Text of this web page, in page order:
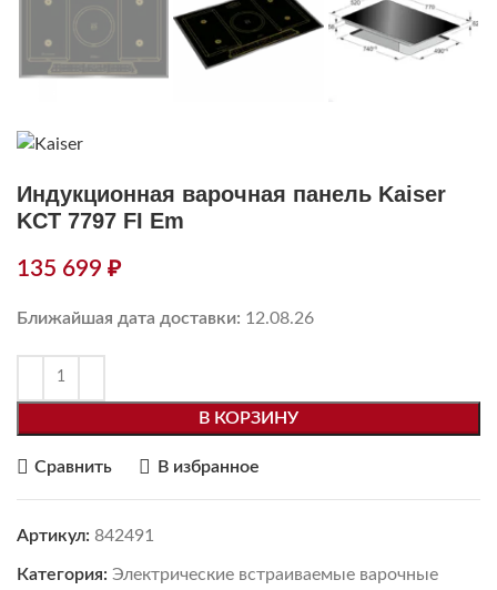
Индукционная варочная панель Kaiser
KCT 7797 FI Em
135 699 ₽
Ближайшая дата доставки: 12.08.26
В КОРЗИНУ
Сравнить В избранное
Артикул: 842491
Категория: Электрические встраиваемые варочные